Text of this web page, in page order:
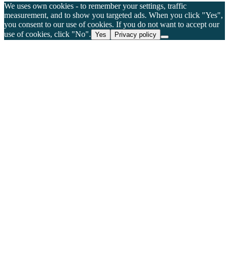
We uses own cookies - to remember your settings, traffic
measurement, and to show you targeted ads. When you click "Yes",
you consent to our use of cookies. If you do not want to accept our
use of cookies, click "No". Yes Privacy policy